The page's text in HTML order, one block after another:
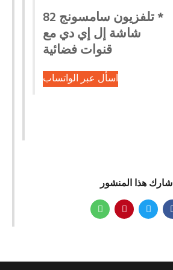
* تلفزيون سامسونج 82
شاشة إل إي دي مع
قنوات فضائية
اسأل عبر الواتساب
شارك هذا المنشور